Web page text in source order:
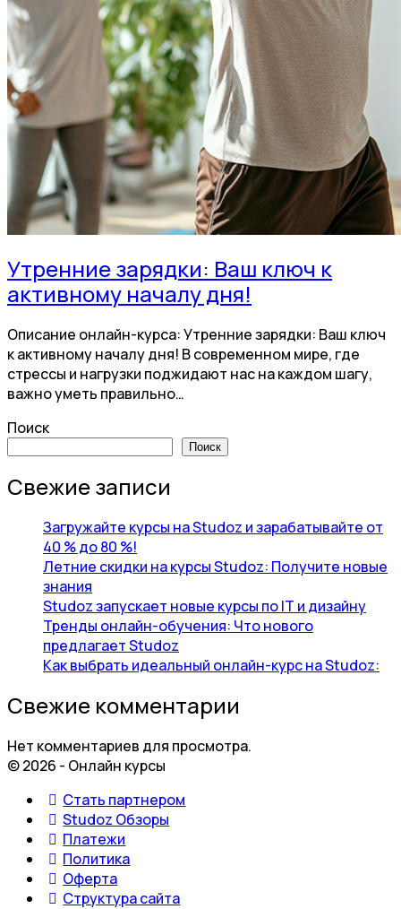
Утренние зарядки: Ваш ключ к
активному началу дня!
Описание онлайн-курса: Утренние зарядки: Ваш ключ
к активному началу дня! В современном мире, где
стрессы и нагрузки поджидают нас на каждом шагу,
важно уметь правильно…
Поиск
Поиск
Свежие записи
Загружайте курсы на Studoz и зарабатывайте от
40 % до 80 %!
Летние скидки на курсы Studoz: Получите новые
знания
Studoz запускает новые курсы по IT и дизайну
Тренды онлайн-обучения: Что нового
предлагает Studoz
Как выбрать идеальный онлайн-курс на Studoz:
Свежие комментарии
Нет комментариев для просмотра.
© 2026 - Онлайн курсы
Стать партнером
Studoz Обзоры
Платежи
Политика
Оферта
Структура сайта